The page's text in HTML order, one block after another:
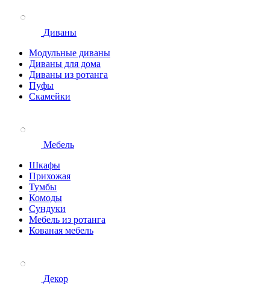
Диваны
Модульные диваны
Диваны для дома
Диваны из ротанга
Пуфы
Скамейки
Мебель
Шкафы
Прихожая
Тумбы
Комоды
Сундуки
Мебель из ротанга
Кованая мебель
Декор